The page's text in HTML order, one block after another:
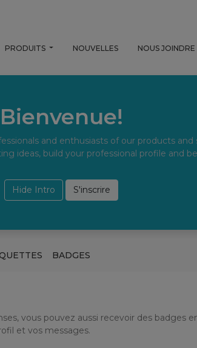
PRODUITS NOUVELLES NOUS JOINDRE
Bienvenue!
and enthusiasts of our products and
ideas, build your professional profile and
Hide Intro S'inscrire
BADGES
vous pouvez aussi recevoir des badges
et vos messages.